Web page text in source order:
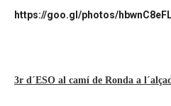
https://goo.gl/photos/
3r d´ESO al camí de Ronda a